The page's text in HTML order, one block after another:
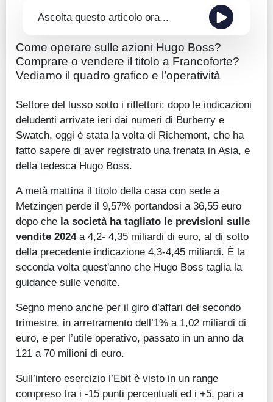
Ascolta questo articolo ora...
Come operare sulle azioni Hugo Boss?
Comprare o vendere il titolo a Francoforte?
Vediamo il quadro grafico e l’operatività
Settore del lusso sotto i riflettori: dopo le indicazioni
deludenti arrivate ieri dai numeri di Burberry e
Swatch, oggi è stata la volta di Richemont, che ha
fatto sapere di aver registrato una frenata in Asia, e
della tedesca Hugo Boss.
A metà mattina il titolo della casa con sede a
Metzingen perde il 9,57% portandosi a 36,55 euro
dopo che la società ha tagliato le previsioni sulle
vendite 2024 a 4,2- 4,35 miliardi di euro, al di sotto
della precedente indicazione 4,3-4,45 miliardi. È la
seconda volta quest'anno che Hugo Boss taglia la
guidance sulle vendite.
Segno meno anche per il giro d’affari del secondo
trimestre, in arretramento dell’1% a 1,02 miliardi di
euro, e per l’utile operativo, passato in un anno da
121 a 70 milioni di euro.
Sull’intero esercizio l’Ebit è visto in un range
compreso tra i -15 punti percentuali ed i +5, pari a